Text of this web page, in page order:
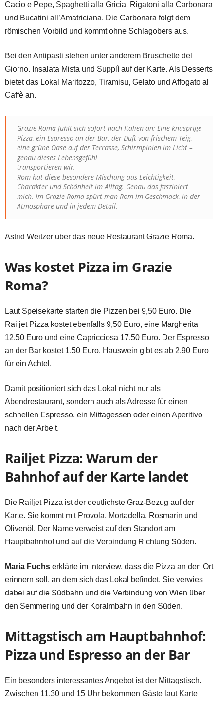
Cacio e Pepe, Spaghetti alla Gricia, Rigatoni alla Carbonara
und Bucatini all’Amatriciana. Die Carbonara folgt dem
römischen Vorbild und kommt ohne Schlagobers aus.
Bei den Antipasti stehen unter anderem Bruschette del
Giorno, Insalata Mista und Supplì auf der Karte. Als Desserts
bietet das Lokal Maritozzo, Tiramisu, Gelato und Affogato al
Caffè an.
Grazie Roma fühlt sich sofort nach Italien an: Eine knusprige
Pizza, ein Espresso an der Bar, der Duft von frischem Teig,
eine grüne Oase auf der Terrasse, Schirmpinien im Licht –
genau dieses Lebensgefühl
transportieren wir.
Rom hat diese besondere Mischung aus Leichtigkeit,
Charakter und Schönheit im Alltag. Genau das fasziniert
mich. Im Grazie Roma spürt man Rom im Geschmack, in der
Atmosphäre und in jedem Detail.
Astrid Weitzer über das neue Restaurant Grazie Roma.
Was kostet Pizza im Grazie
Roma?
Laut Speisekarte starten die Pizzen bei 9,50 Euro. Die
Railjet Pizza kostet ebenfalls 9,50 Euro, eine Margherita
12,50 Euro und eine Capricciosa 17,50 Euro. Der Espresso
an der Bar kostet 1,50 Euro. Hauswein gibt es ab 2,90 Euro
für ein Achtel.
Damit positioniert sich das Lokal nicht nur als
Abendrestaurant, sondern auch als Adresse für einen
schnellen Espresso, ein Mittagessen oder einen Aperitivo
nach der Arbeit.
Railjet Pizza: Warum der
Bahnhof auf der Karte landet
Die Railjet Pizza ist der deutlichste Graz-Bezug auf der
Karte. Sie kommt mit Provola, Mortadella, Rosmarin und
Olivenöl. Der Name verweist auf den Standort am
Hauptbahnhof und auf die Verbindung Richtung Süden.
Maria Fuchs erklärte im Interview, dass die Pizza an den Ort
erinnern soll, an dem sich das Lokal befindet. Sie verwies
dabei auf die Südbahn und die Verbindung von Wien über
den Semmering und der Koralmbahn in den Süden.
Mittagstisch am Hauptbahnhof:
Pizza und Espresso an der Bar
Ein besonders interessantes Angebot ist der Mittagstisch.
Zwischen 11.30 und 15 Uhr bekommen Gäste laut Karte